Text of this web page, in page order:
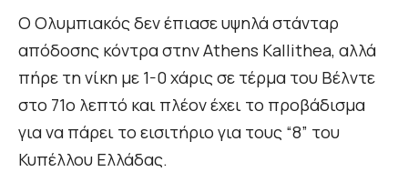
Ο Ολυμπιακός δεν έπιασε υψηλά στάνταρ
απόδοσης κόντρα στην Athens Kallithea, αλλά
πήρε τη νίκη με 1-0 χάρις σε τέρμα του Βέλντε
στο 71ο λεπτό και πλέον έχει το προβάδισμα
για να πάρει το εισιτήριο για τους “8” του
Κυπέλλου Ελλάδας.